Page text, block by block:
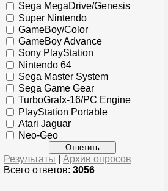
Sega MegaDrive/Genesis
Super Nintendo
GameBoy/Color
GameBoy Advance
Sony PlayStation
Nintendo 64
Sega Master System
Sega Game Gear
TurboGrafx-16/PC Engine
PlayStation Portable
Atari Jaguar
Neo-Geo
Результаты
Архив опросов
Всего ответов: 3056